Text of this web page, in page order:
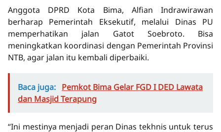
Anggota DPRD Kota Bima, Alfian Indrawirawan
berharap Pemerintah Eksekutif, melalui Dinas PU
memperhatikan jalan Gatot Soebroto. Bisa
meningkatkan koordinasi dengan Pemerintah Provinsi
NTB, agar jalan itu kembali diperbaiki.
Baca juga: Pemkot Bima Gelar FGD I DED Lawata
dan Masjid Terapung
“Ini mestinya menjadi peran Dinas tekhnis untuk terus